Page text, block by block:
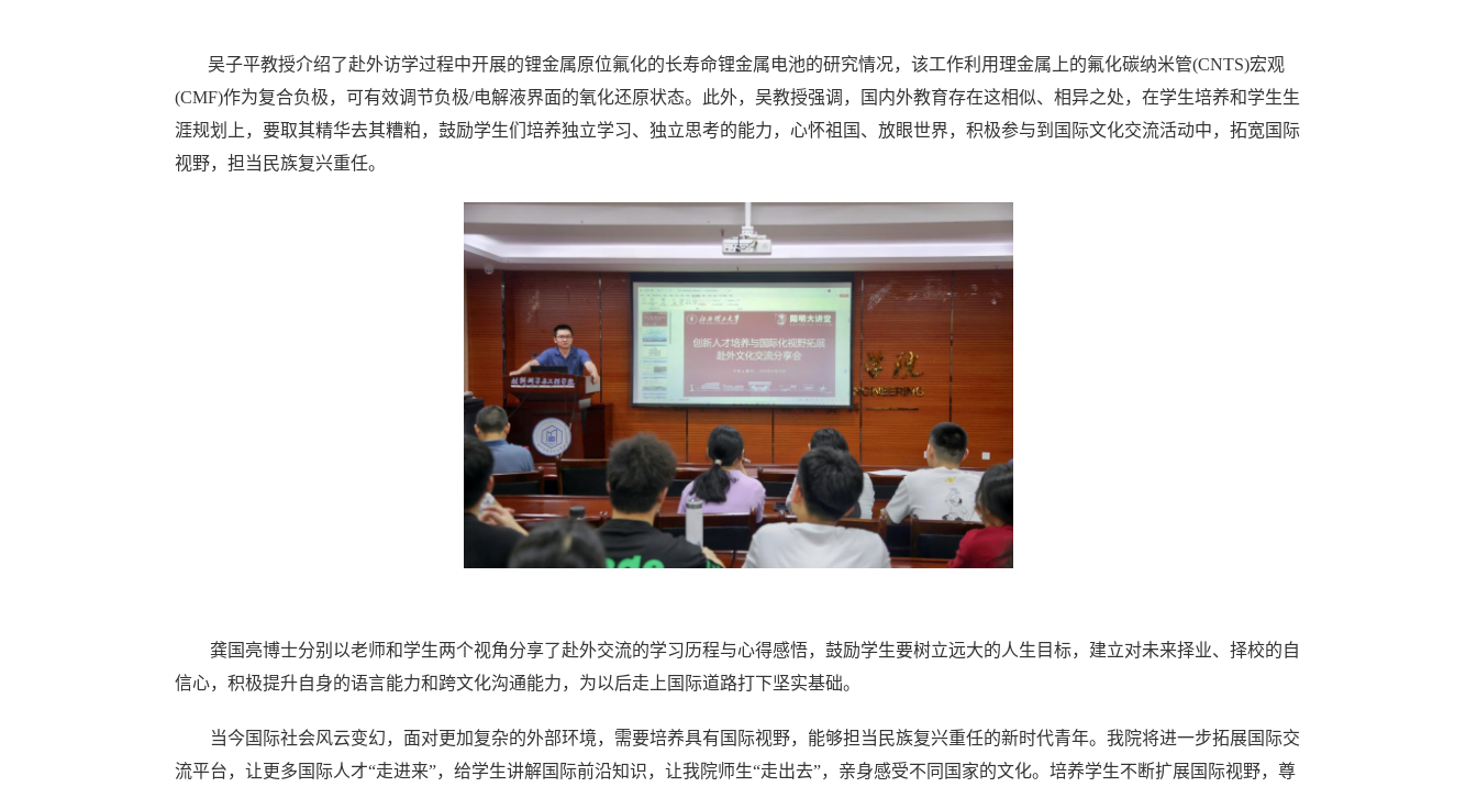
吴子平教授介绍了赴外访学过程中开展的锂金属原位氟化的长寿命锂金属电池的研究情况，该工作利用理金属上的氟化碳纳米管(CNTS)宏观
(CMF)作为复合负极，可有效调节负极/电解液界面的氧化还原状态。此外，吴教授强调，国内外教育存在这相似、相异之处，在学生培养和学生生
涯规划上，要取其精华去其糟粕，鼓励学生们培养独立学习、独立思考的能力，心怀祖国、放眼世界，积极参与到国际文化交流活动中，拓宽国际
视野，担当民族复兴重任。
龚国亮博士分别以老师和学生两个视角分享了赴外交流的学习历程与心得感悟，鼓励学生要树立远大的人生目标，建立对未来择业、择校的自
信心，积极提升自身的语言能力和跨文化沟通能力，为以后走上国际道路打下坚实基础。
当今国际社会风云变幻，面对更加复杂的外部环境，需要培养具有国际视野，能够担当民族复兴重任的新时代青年。我院将进一步拓展国际交
流平台，让更多国际人才“走进来”，给学生讲解国际前沿知识，让我院师生“走出去”，亲身感受不同国家的文化。培养学生不断扩展国际视野，尊